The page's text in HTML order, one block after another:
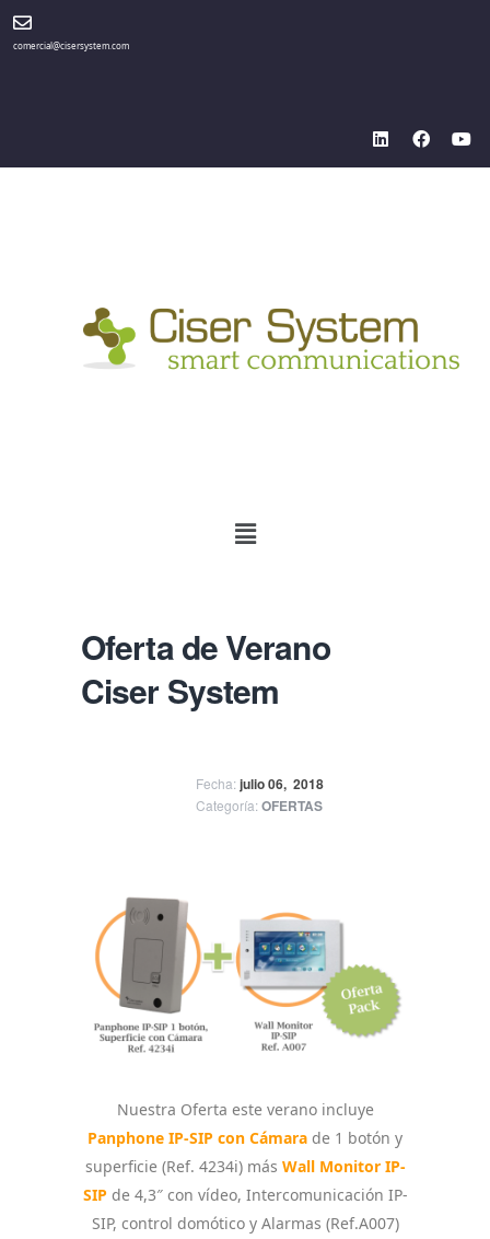
comercial@cisersystem.com
Oferta de Verano
Ciser System
Fecha: julio 06, 2018
Categoría: OFERTAS
Nuestra Oferta este verano incluye
Panphone IP-SIP con Cámara de 1 botón y
superficie (Ref. 4234i) más Wall Monitor IP-
SIP de 4,3″ con vídeo, Intercomunicación IP-
SIP, control domótico y Alarmas (Ref.A007)